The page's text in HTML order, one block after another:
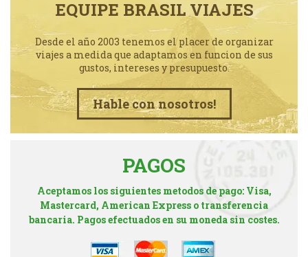
EQUIPE BRASIL VIAJES
Desde el año 2003 tenemos el placer de organizar
viajes a medida que adaptamos en funcion de sus
gustos, intereses y presupuesto.
Hable con nosotros!
PAGOS
Aceptamos los siguientes metodos de pago: Visa,
Mastercard, American Express o transferencia
bancaria. Pagos efectuados en su moneda sin costes.